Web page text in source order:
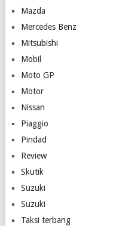
Mazda
Mercedes Benz
Mitsubishi
Mobil
Moto GP
Motor
Nissan
Piaggio
Pindad
Review
Skutik
Suzuki
Suzuki
Taksi terbang